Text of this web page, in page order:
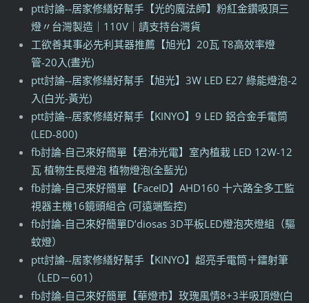
ptt討論--居家修繕好幫手【光的魔法師】粉紅金鑽吸頂三
燈〃台灣製造｜110V｜請支持台灣貨
工欲善其事必先利其器推薦【旭光】20瓦 T8高效率燈
管-20入(晝光)
ptt討論--居家修繕好幫手【旭光】3W LED E27 綠能燈泡-2
入(白光-黃光)
ptt討論--居家修繕好幫手【KINYO】9 LED 鋁合金手電筒
(LED-800)
fb討論-自己來好簡單【君沛光電】室內植栽 LED 12W-12
瓦 植物生長燈泡 植物燈泡(全藍光)
fb討論-自己來好簡單【FaceID】AHD160 十六路全多工監
視器主機16鏡頭組合 (可遠端監控)
fb討論-自己來好簡單D’diosas 3D平板LED燈泡夾燈組（驅
蚊燈）
ptt討論--居家修繕好幫手【KINYO】超亮手電筒＋鐳射筆
（LED－601）
fb討論-自己來好簡單【華燈市】玫瑰風情8+3半吸頂燈(白